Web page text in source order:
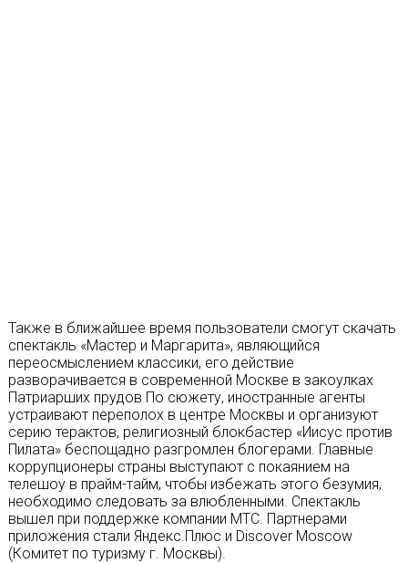
Также в ближайшее время пользователи смогут скачать
спектакль «Мастер и Маргарита», являющийся
переосмыслением классики, его действие
разворачивается в современной Москве в закоулках
Патриарших прудов По сюжету, иностранные агенты
устраивают переполох в центре Москвы и организуют
серию терактов, религиозный блокбастер «Иисус против
Пилата» беспощадно разгромлен блогерами. Главные
коррупционеры страны выступают с покаянием на
телешоу в прайм-тайм, чтобы избежать этого безумия,
необходимо следовать за влюбленными. Спектакль
вышел при поддержке компании МТС. Партнерами
приложения стали Яндекс.Плюс и Discover Moscow
(Комитет по туризму г. Москвы).